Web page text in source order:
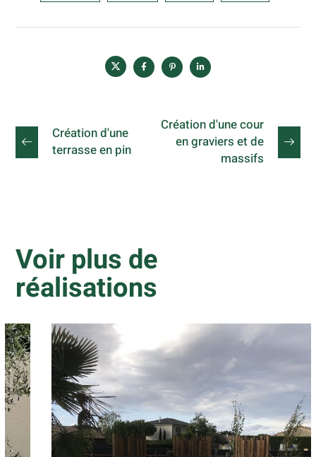
Création d'une
terrasse en pin
Création d'une cour
en graviers et de
massifs
Voir plus de
réalisations
Création d’un jardin avec
piscine
Création de jardins